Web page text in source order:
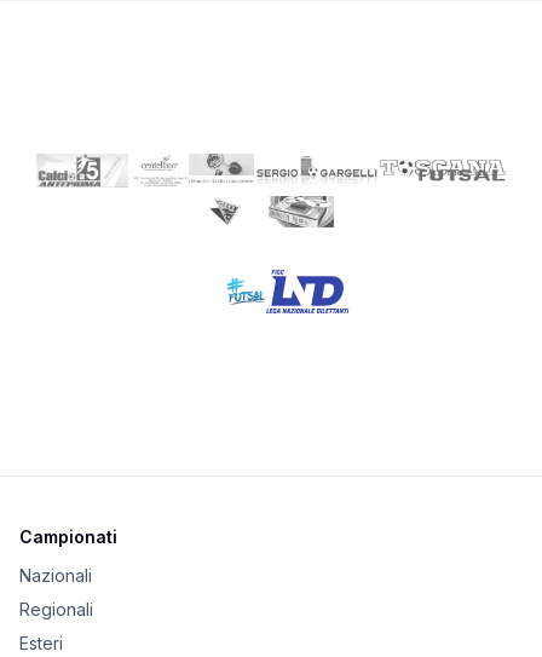
Campionati
Nazionali
Regionali
Esteri